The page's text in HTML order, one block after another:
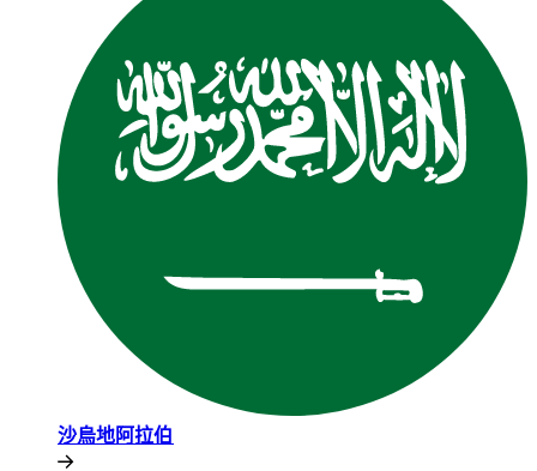
沙烏地阿拉伯​​